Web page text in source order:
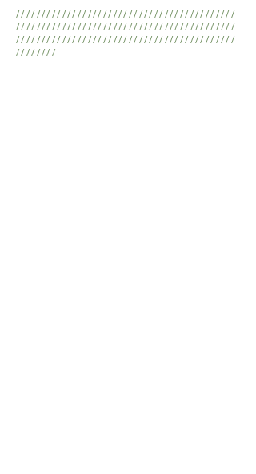
///////////////////////////////////////////
///////////////////////////////////////////
///////////////////////////////////////////
////////